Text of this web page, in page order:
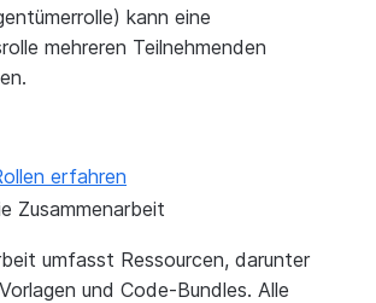
kann eine
mehreren Teilnehmenden
erfahren
Zusammenarbeit
umfasst Ressourcen, darunter
und Code-Bundles. Alle